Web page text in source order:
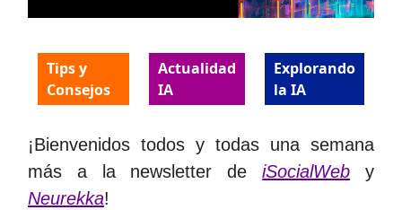
Tips y
Consejos
Actualidad
IA
Explorando
la IA
¡Bienvenidos todos y todas una semana
más a la newsletter deiSocialWeb y
Neurekka!